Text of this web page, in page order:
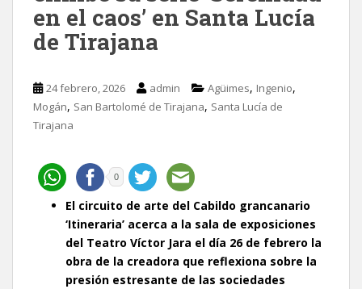
en el caos’ en Santa Lucía
de Tirajana
24 febrero, 2026 admin Agüimes, Ingenio,
Mogán, San Bartolomé de Tirajana, Santa Lucía de
Tirajana
0
El circuito de arte del Cabildo grancanario
‘Itineraria’ acerca a la sala de exposiciones
del Teatro Víctor Jara el día 26 de febrero la
obra de la creadora que reflexiona sobre la
presión estresante de las sociedades